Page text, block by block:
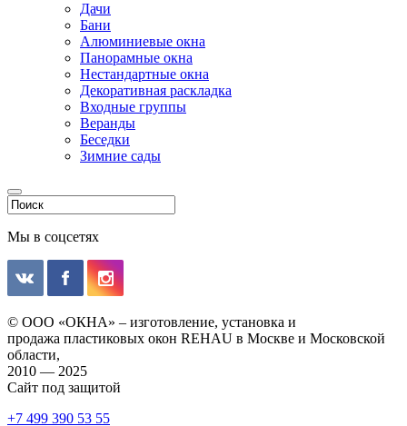
Дачи
Бани
Алюминиевые окна
Панорамные окна
Нестандартные окна
Декоративная раскладка
Входные группы
Веранды
Беседки
Зимние сады
Мы в соцсетях
© ООО «ОКНА» – изготовление, установка и
продажа пластиковых окон REHAU в Москве и Московской
области,
2010 — 2025
Сайт под защитой
+7 499 390 53 55